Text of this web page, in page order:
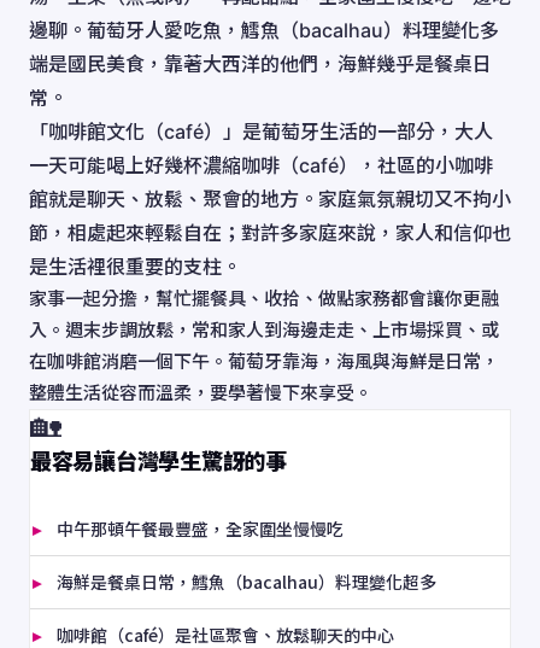
邊聊。葡萄牙人愛吃魚，鱈魚（bacalhau）料理變化多
端是國民美食，靠著大西洋的他們，海鮮幾乎是餐桌日
常。
「咖啡館文化（café）」是葡萄牙生活的一部分，大人
一天可能喝上好幾杯濃縮咖啡（café），社區的小咖啡
館就是聊天、放鬆、聚會的地方。家庭氣氛親切又不拘小
節，相處起來輕鬆自在；對許多家庭來說，家人和信仰也
是生活裡很重要的支柱。
家事一起分擔，幫忙擺餐具、收拾、做點家務都會讓你更融
入。週末步調放鬆，常和家人到海邊走走、上市場採買、或
在咖啡館消磨一個下午。葡萄牙靠海，海風與海鮮是日常，
整體生活從容而溫柔，要學著慢下來享受。
🏡
最容易讓台灣學生驚訝的事
中午那頓午餐最豐盛，全家圍坐慢慢吃
海鮮是餐桌日常，鱈魚（bacalhau）料理變化超多
咖啡館（café）是社區聚會、放鬆聊天的中心